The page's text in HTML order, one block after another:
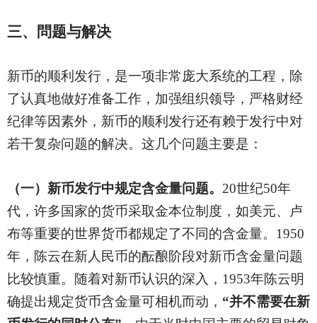
三、問题与解决
新币的顺利发行，是一项非常庞大系统的工程，除
了认真地做好准备工作，加强组织领导，严格财经
纪律等因素外，新币的顺利发行还有赖于发行中对
若干复杂问题的解决。这几个问题主要是：
（一）新币发行中规定含金量问题。 20世纪50年
代，许多国家的货币采取金本位制度，如美元、卢
布等重要的世界货币都规定了不同的含金量。1950
年，陈云在新人民币的酝酿阶段对新币含金量问题
比较慎重。随着对新币认识的深入，1953年陈云明
确提出规定货币含金量可相机而动， “并不需要在新